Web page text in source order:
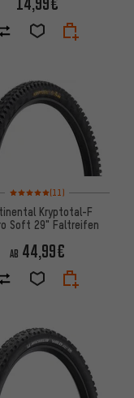
Bewertungen: 5 von 5
(11)
Kryptotal-F
Soft 29" Faltreifen
AB 44,99€